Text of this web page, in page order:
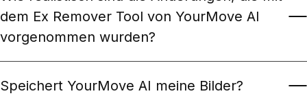
dem Ex Remover Tool von YourMove AI
vorgenommen wurden?
Speichert YourMove AI meine Bilder?